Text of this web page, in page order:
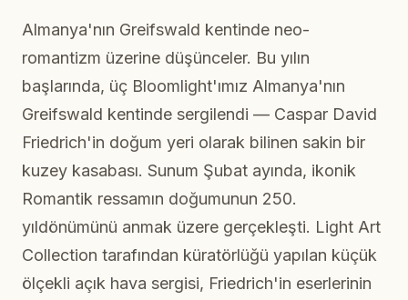
Almanya'nın Greifswald kentinde neo-
romantizm üzerine düşünceler. Bu yılın
başlarında, üç Bloomlight'ımız Almanya'nın
Greifswald kentinde sergilendi — Caspar David
Friedrich'in doğum yeri olarak bilinen sakin bir
kuzey kasabası. Sunum Şubat ayında, ikonik
Romantik ressamın doğumunun 250.
yıldönümünü anmak üzere gerçekleşti. Light Art
Collection tarafından küratörlüğü yapılan küçük
ölçekli açık hava sergisi, Friedrich'in eserlerinin